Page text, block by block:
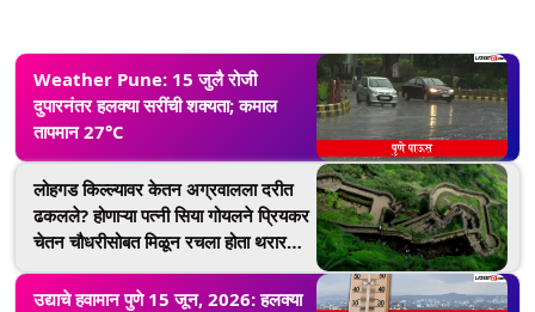
Weather Pune: 15 जुलै रोजी
दुपारनंतर हलक्या सरींची शक्यता; कमाल
तापमान 27°C
लोहगड किल्ल्यावर केतन अग्रवालला दरीत
ढकलले? होणाऱ्या पत्नी सिया गोयलने प्रियकर
चेतन चौधरीसोबत मिळून रचला होता थरारक
कट!
उद्याचे हवामान पुणे 15 जून, 2026: हलक्या